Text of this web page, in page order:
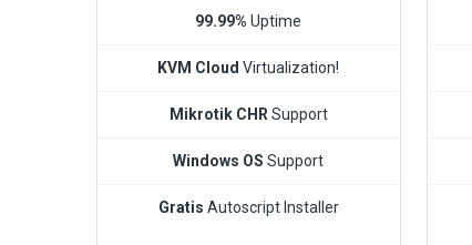
99.99% Uptime
KVM Cloud Virtualization!
Mikrotik CHR Support
Windows OS Support
Gratis Autoscript Installer